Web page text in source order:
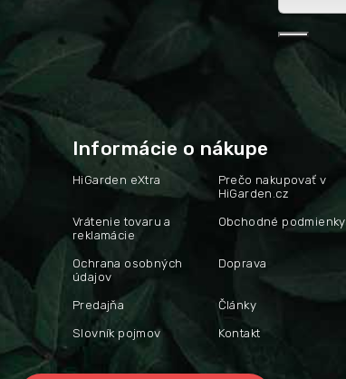
Informácie o nákupe
HiGarden eXtra
Prečo nakupovať v
HiGarden.cz
Vrátenie tovaru a
reklamácie
Obchodné podmienky
Ochrana osobných
údajov
Doprava
Predajňa Články
Slovník pojmov Kontakt